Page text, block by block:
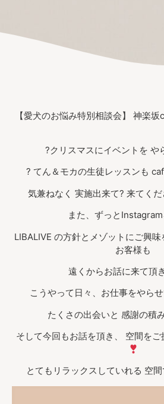
【愛犬のお悩み特別相談会】 神楽
?クリスマスにイベントを や
? てん＆モカの生徒レッスンも
気兼ねなく 実施出来て? 来てく
また、ずっとInstagram
LIBALIVE の方針とメゾットにご興
お客様も
遠くからお話に来て頂
こうやって日々、お仕事をやら
たくさの出会いと 感謝の積
そして今回もお話を頂き、 空間を
とてもリラックスしていれる 空